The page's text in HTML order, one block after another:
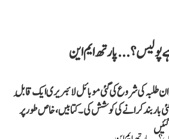
ایم این
طلبہ کی شروع کی گئی موبائل لائبریری ایک قابلِ
بار بند کرانے کی کوشش کی۔ کتابیں، خاص طور پر